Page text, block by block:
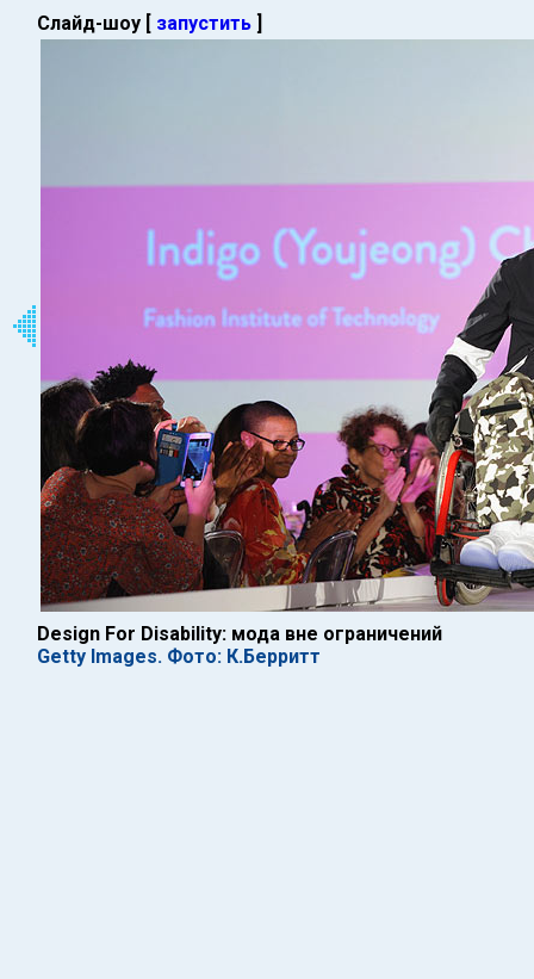
Слайд-шоу [ запустить ]
Design For Disability: мода вне ограничений
Getty Images. Фото: К.Берритт